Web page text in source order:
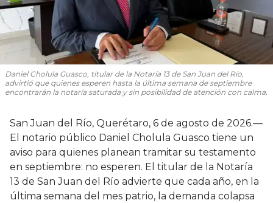
Daniel Cholula Guasco, titular de la Notaría 13 de San Juan del Río,
advirtió que quienes esperen hasta la última semana de septiembre
encontrarán la notaría saturada y sin posibilidad de atención con calma.
San Juan del Río, Querétaro, 6 de agosto de 2026.—
El notario público Daniel Cholula Guasco tiene un
aviso para quienes planean tramitar su testamento
en septiembre: no esperen. El titular de la Notaría
13 de San Juan del Río advierte que cada año, en la
última semana del mes patrio, la demanda colapsa